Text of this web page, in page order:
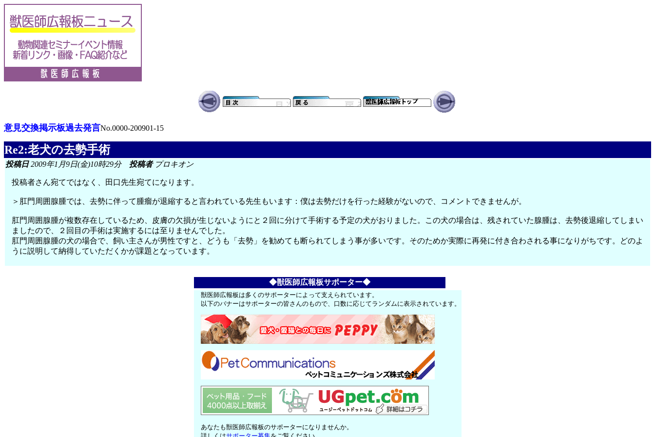
意見交換掲示板過去発言No.0000-200901-15
Re2:老犬の去勢手術
投稿日2009年1月9日(金)10時29分 投稿者プロキオン
投稿者さん宛てではなく、田口先生宛てになります。
＞肛門周囲腺腫では、去勢に伴って腫瘤が退縮すると言われている先生もいます：僕は去勢だけを行った経験がないので、コメントできませんが。
肛門周囲腺腫が複数存在しているため、皮膚の欠損が生じないようにと２回に分けて手術する予定の犬がおりました。この犬の場合は、残されていた腺腫は、去勢後退縮してしまい
ましたので、２回目の手術は実施するには至りませんでした。
肛門周囲腺腫の犬の場合で、飼い主さんが男性ですと、どうも「去勢」を勧めても断られてしまう事が多いです。そのためか実際に再発に付き合わされる事になりがちです。どのよ
うに説明して納得していただくかが課題となっています。
◆獣医師広報板サポーター◆
獣医師広報板は多くのサポーターによって支えられています。
以下のバナーはサポーターの皆さんのもので、口数に応じてランダムに表示されています。
あなたも獣医師広報板のサポーターになりませんか。